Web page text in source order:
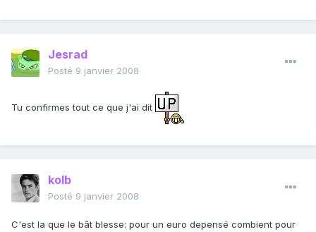
Jesrad
Posté 9 janvier 2008
Tu confirmes tout ce que j'ai dit
kolb
Posté 9 janvier 2008
C'est la que le bât blesse: pour un euro depensé combient pour